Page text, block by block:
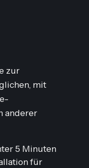
zur
mit
anderer
5 Minuten
für